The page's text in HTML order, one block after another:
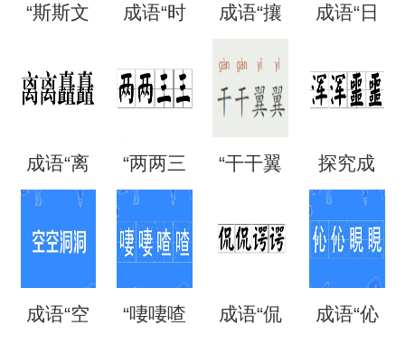
“斯斯文
是什么
成语“时
时刻
么意
思？出
里？
成语“攘
攘熙
熙”的用
法、典
故和出
成语“日
么意
思？
成语“离
读？用
“两两三
语吗？
是什么
“干干翼
是什么
探究成
语“混混
含义与
成语“空 “啛啛喳 成语“侃 成语“伈